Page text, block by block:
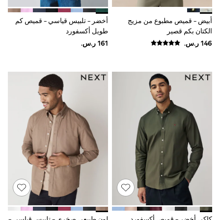
Smiggle
Eastpak
Bags & Backpacks
Caps
Belts
All Girls Sports & Swimwear
T-Shirts
Bags & Backpacks
Lunchboxes
Caps
Bags
Blouses
Shirts
Polo Shirts
GIRLS
E-Gift Card
New In
New In from Next
3-5 years
6-8 years
أبيض - قميص مطبوع من مزيج
الكتان بكم قصير
أخضر - تلبيس قياسي - قميص كم
طويل أكسفورد